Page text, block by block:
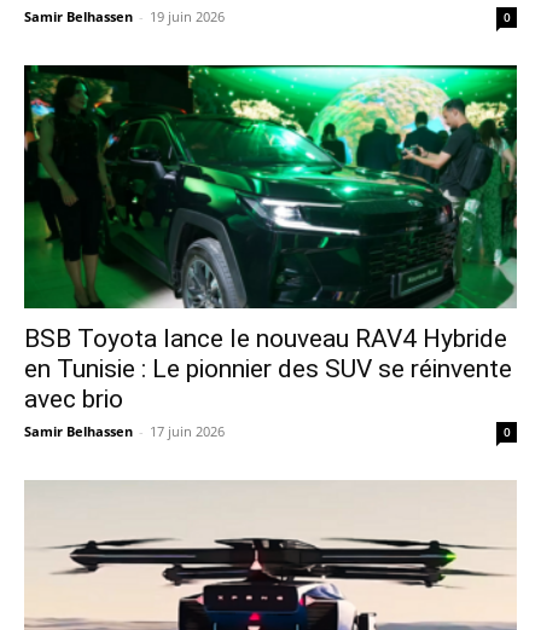
Samir Belhassen - 19 juin 2026 0
​BSB Toyota lance le nouveau RAV4 Hybride
en Tunisie : Le pionnier des SUV se réinvente
avec brio
Samir Belhassen - 17 juin 2026 0